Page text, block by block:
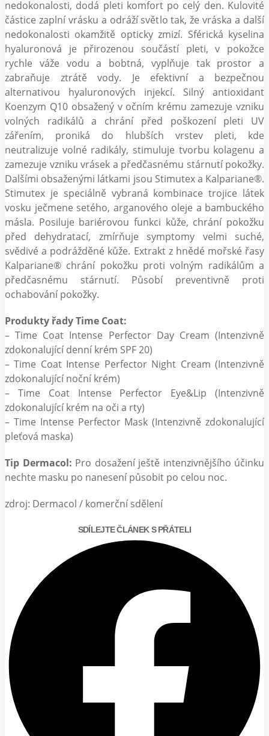
nedokonalosti, dodá pleti komfort po celý den. Kulovité
částice zaplní vrásku a odráží světlo tak, že vráska a další
nedokonalosti okamžitě opticky zmizí. Sférická kyselina
hyaluronová je přirozenou součástí pleti, v pokožce
rychle váže vodu a bobtná, vyplňuje tak prostor a
zabraňuje ztrátě vody. Je efektivní a bezpečnou
alternativou hyaluronových injekcí. Silný antioxidant
Koenzym Q10 obsažený v očním krému zamezuje vzniku
volných radikálů a chrání před poškození pleti UV
zářením, proniká do hlubších vrstev pleti, kde
neutralizuje volné radikály, stimuluje tvorbu kolagenu a
zamezuje vzniku vrásek a předčasnému stárnutí pokožky.
Dalšími obsaženými látkami jsou Stimutex a Kalpariane®.
Stimutex je speciálně vybraná kombinace trojice látek
vosku ječmene setého, arganového oleje a bambuckého
másla. Posiluje bariérovou funkci kůže, chrání pokožku
před dehydratací, zmírňuje symptomy velmi suché,
svědivé a podrážděné kůže. Extrakt z hnědé mořské řasy
Kalpariane® chrání pokožku proti volným radikálům a
předčasnému stárnutí. Působí preventivně proti
ochabování pokožky.
Produkty řady Time Coat:
– Time Coat Intense Perfector Day Cream (Intenzivně
zdokonalující denní krém SPF 20)
– Time Coat Intense Perfector Night Cream (Intenzivně
zdokonalující noční krém)
– Time Coat Intense Perfector Eye&Lip (Intenzivně
zdokonalující krém na oči a rty)
– Time Intense Perfector Mask (Intenzivně zdokonalující
pleťová maska)
Tip Dermacol: Pro dosažení ještě intenzivnějšího účinku
nechte masku po nanesení působit po celou noc.
zdroj: Dermacol / komerční sdělení
SDÍLEJTE ČLÁNEK S PŘÁTELI